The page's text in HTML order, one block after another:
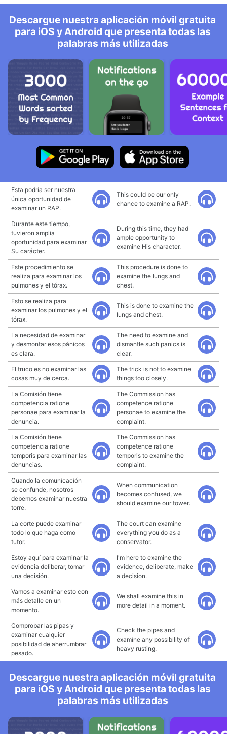
Descargue nuestra aplicación móvil gratuita
para iOS y Android que presenta todas las
palabras más utilizadas
Esta podría ser nuestra
única oportunidad de
examinar un RAP.
This could be our only
chance to examine a RAP.
Durante este tiempo,
tuvieron amplia
oportunidad para examinar
Su carácter.
During this time, they had
ample opportunity to
examine His character.
Este procedimiento se
realiza para examinar los
pulmones y el tórax.
This procedure is done to
examine the lungs and
chest.
Esto se realiza para
examinar los pulmones y el
tórax.
This is done to examine the
lungs and chest.
La necesidad de examinar
y desmontar esos pánicos
es clara.
The need to examine and
dismantle such panics is
clear.
El truco es no examinar las
cosas muy de cerca.
The trick is not to examine
things too closely.
La Comisión tiene
competencia ratione
personae para examinar la
denuncia.
The Commission has
competence ratione
personae to examine the
complaint.
La Comisión tiene
competencia ratione
temporis para examinar las
denuncias.
The Commission has
competence ratione
temporis to examine the
complaint.
Cuando la comunicación
se confunde, nosotros
debemos examinar nuestra
torre.
When communication
becomes confused, we
should examine our tower.
La corte puede examinar
todo lo que haga como
tutor.
The court can examine
everything you do as a
conservator.
Estoy aquí para examinar la
evidencia deliberar, tomar
una decisión.
I'm here to examine the
evidence, deliberate, make
a decision.
Vamos a examinar esto con
más detalle en un
momento.
We shall examine this in
more detail in a moment.
Comprobar las pipas y
examinar cualquier
posibilidad de aherrumbrar
pesado.
Check the pipes and
examine any possibility of
heavy rusting.
Descargue nuestra aplicación móvil gratuita
para iOS y Android que presenta todas las
palabras más utilizadas